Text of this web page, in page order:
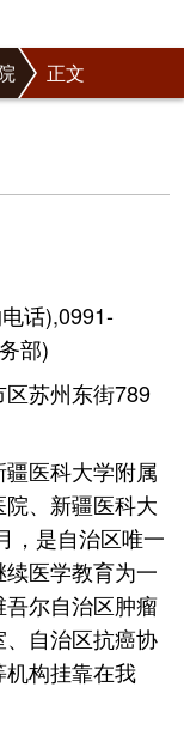
正文
话),0991-
部)
苏州东街789
医科大学附属
、新疆医科大
，是自治区唯一
医学教育为一
尔自治区肿瘤
自治区抗癌协
构挂靠在我